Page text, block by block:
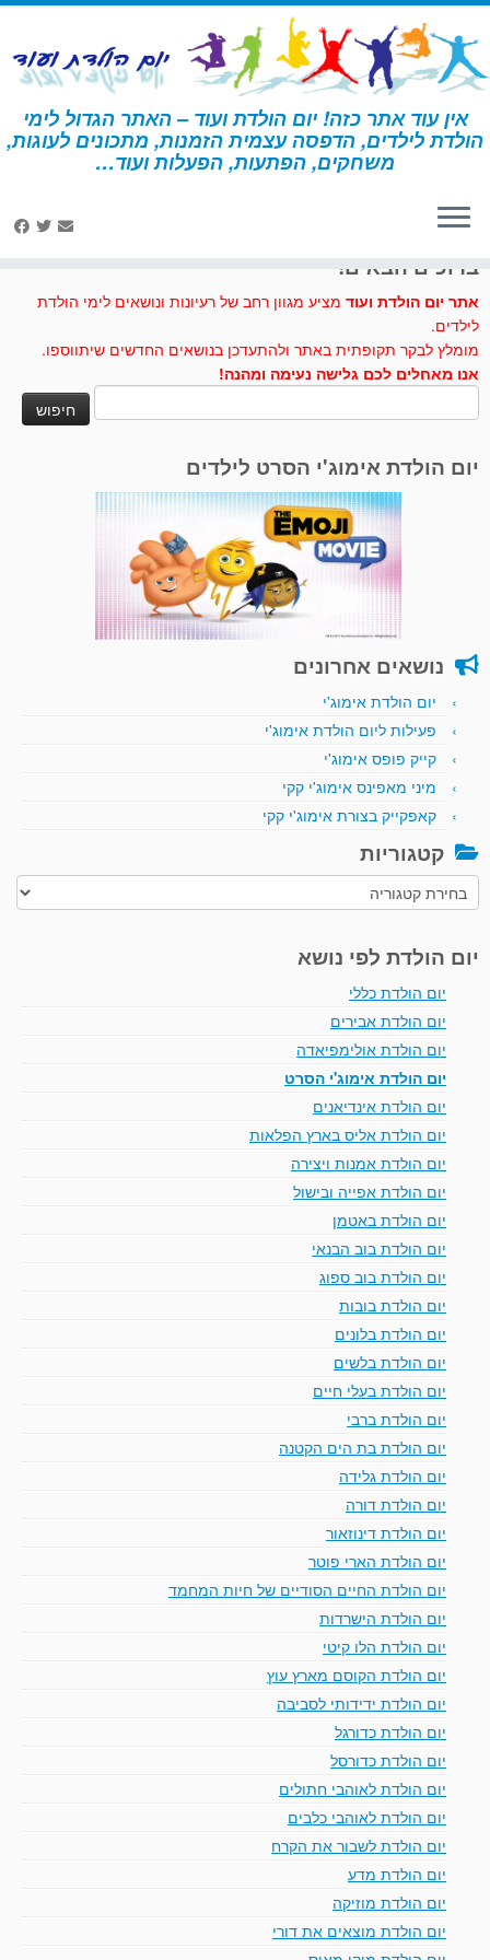
דלג
לתוכן
אין עוד אתר כזה! יום הולדת ועוד – האתר הגדול לימי
הולדת לילדים, הדפסה עצמית הזמנות, מתכונים לעוגות,
משחקים, הפתעות, הפעלות ועוד… דף הבית » עוגיות כוכב
ברוכים הבאים!
אתר יום הולדת ועוד מציע מגוון רחב של רעיונות ונושאים לימי הולדת
לילדים.
מומלץ לבקר תקופתית באתר ולהתעדכן בנושאים החדשים שיתווספו.
אנו מאחלים לכם גלישה נעימה ומהנה!
יום הולדת אימוג'י הסרט לילדים
נושאים אחרונים
יום הולדת אימוג'י
פעילות ליום הולדת אימוג'י
קייק פופס אימוג'י
מיני מאפינס אימוג'י קקי
קאפקייק בצורת אימוג'י קקי
קטגוריות
קטגוריות
יום הולדת לפי נושא
יום הולדת כללי
יום הולדת אבירים
יום הולדת אולימפיאדה
יום הולדת אימוג'י הסרט
יום הולדת אינדיאנים
יום הולדת אליס בארץ הפלאות
יום הולדת אמנות ויצירה
יום הולדת אפייה ובישול
יום הולדת באטמן
יום הולדת בוב הבנאי
יום הולדת בוב ספוג
יום הולדת בובות
יום הולדת בלונים
יום הולדת בלשים
יום הולדת בעלי חיים
יום הולדת ברבי
יום הולדת בת הים הקטנה
יום הולדת גלידה
יום הולדת דורה
יום הולדת דינוזאור
יום הולדת הארי פוטר
יום הולדת החיים הסודיים של חיות המחמד
יום הולדת הישרדות
יום הולדת הלו קיטי
יום הולדת הקוסם מארץ עוץ
יום הולדת ידידותי לסביבה
יום הולדת כדורגל
יום הולדת כדורסל
יום הולדת לאוהבי חתולים
יום הולדת לאוהבי כלבים
יום הולדת לשבור את הקרח
יום הולדת מדע
יום הולדת מוזיקה
יום הולדת מוצאים את דורי